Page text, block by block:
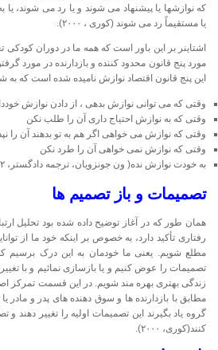
که نوازشها یا پیشنهاد می شوند و یا رد می شوند،
یا مستقیماً رد می شوند (کوری ، ۲۰۰۰).
اشتاینر بر این باور است که همه ما در دوران کودکی
مورد پنج قانون محدود کننده و بازدارنده در مورد
این پنج قانون اقتصاد نوازش نامیده شده است که
وقتی که می توانی نوازش بدهی ، از دادن نوازش
وقتی که به نوازش احتیاج داری آن را طلب نکن
وقتی که نوازش می خواهی اگر هم به تو بدهند آن را
وقتی که نوازش نمی خواهی آن را طرد نکن
به خودت نوازش نده( ون جونزویان، ترجمه دادگستر، ۱۳۸۲).
تصمیمات و باز تصمیم ها
همان طور که در آغاز توضیح داده شده بود تحلیل
رفتاری تأکید دارد، به خصوص بر اینکه خود ما از
مطلع شویم. یعنی ما خودمان به این درک برسیم
تصمیمات را عوض کنیم و یا بازسازی نمائیم و با
زندگی بهتری بهره مند شویم. در این قسمت تمرکز
مطابق با بازدارنده ها و سوق دهنده های پدر و مادر
گروه یاد بگیرند این تصمیمات اولیه را تغییر دهند
کنند(کوری، ۲۰۰۰).